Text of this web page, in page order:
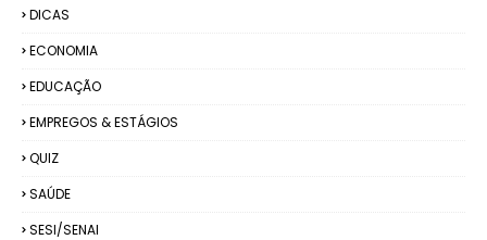
DICAS
ECONOMIA
EDUCAÇÃO
EMPREGOS & ESTÁGIOS
QUIZ
SAÚDE
SESI/SENAI